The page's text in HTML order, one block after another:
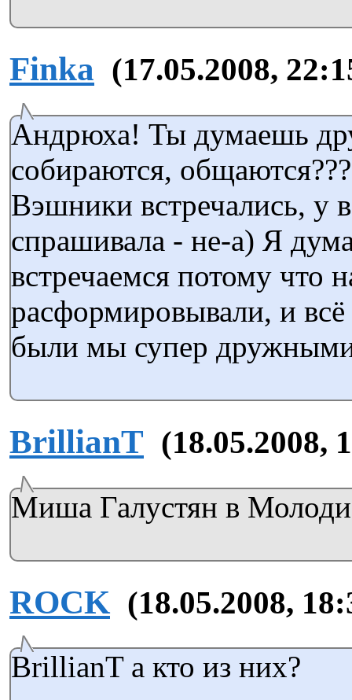
Finka (17.05.2008,
Андрюха! Ты думаешь
собираются,
Вэшники встречались, у
спрашивала - не-а) Я
встречаемся потому что
расформировывали, и всё
были мы супер
BrillianT (18.05.2008,
Миша Галустян в
ROCK (18.05.2008,
BrillianT а кто из них?